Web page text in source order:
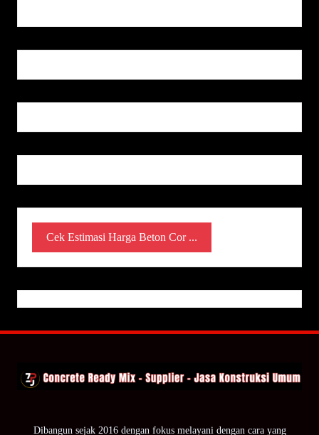
Cek Estimasi Harga Beton Cor ...
Dibangun sejak 2016 dengan fokus melayani dengan cara yang